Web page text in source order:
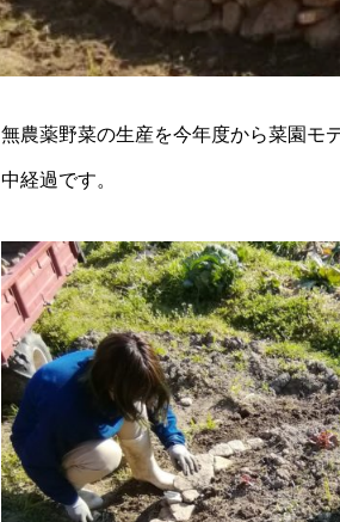
無農薬野菜の生産を今年度から菜園モ
中経過です。